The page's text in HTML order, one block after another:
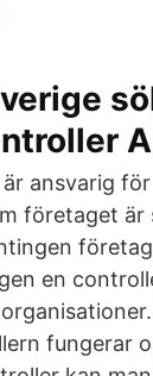
ansvarig
företaget är
en
fungerar